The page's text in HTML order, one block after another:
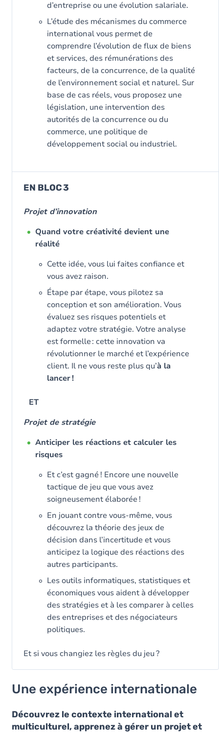
d’entreprise ou une évolution salariale.
L’étude des mécanismes du commerce
international vous permet de
comprendre l’évolution de flux de biens
et services, des rémunérations des
facteurs, de la concurrence, de la qualité
de l’environnement social et naturel. Sur
base de cas réels, vous proposez une
législation, une intervention des
autorités de la concurrence ou du
commerce, une politique de
développement social ou industriel.
EN BLOC 3
Projet d’innovation
Quand votre créativité devient une
réalité
Cette idée, vous lui faites confiance et
vous avez raison.
Étape par étape, vous pilotez sa
conception et son amélioration. Vous
évaluez ses risques potentiels et
adaptez votre stratégie. Votre analyse
est formelle : cette innovation va
révolutionner le marché et l’expérience
client. Il ne vous reste plus qu’à la
lancer !
ET
Projet de stratégie
Anticiper les réactions et calculer les
risques
Et c’est gagné ! Encore une nouvelle
tactique de jeu que vous avez
soigneusement élaborée !
En jouant contre vous-même, vous
découvrez la théorie des jeux de
décision dans l’incertitude et vous
anticipez la logique des réactions des
autres participants.
Les outils informatiques, statistiques et
économiques vous aident à développer
des stratégies et à les comparer à celles
des entreprises et des négociateurs
politiques.
Et si vous changiez les règles du jeu ?
Une expérience internationale
Découvrez le contexte international et
multiculturel, apprenez à gérer un projet et